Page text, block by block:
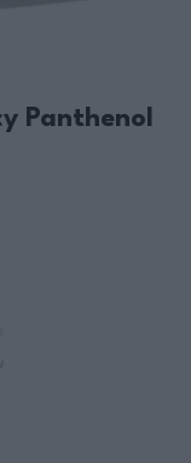
Panthenol